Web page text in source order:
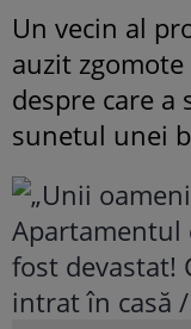
Un vecin al
auzit
despre care a
sunetul unei